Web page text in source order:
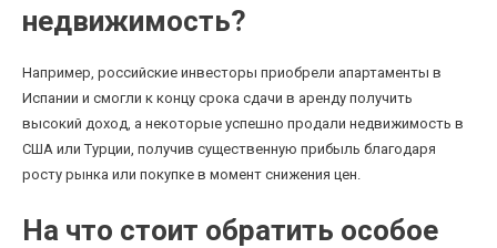
недвижимость?
Например, российские инвесторы приобрели апартаменты в
Испании и смогли к концу срока сдачи в аренду получить
высокий доход, а некоторые успешно продали недвижимость в
США или Турции, получив существенную прибыль благодаря
росту рынка или покупке в момент снижения цен.
На что стоит обратить особое